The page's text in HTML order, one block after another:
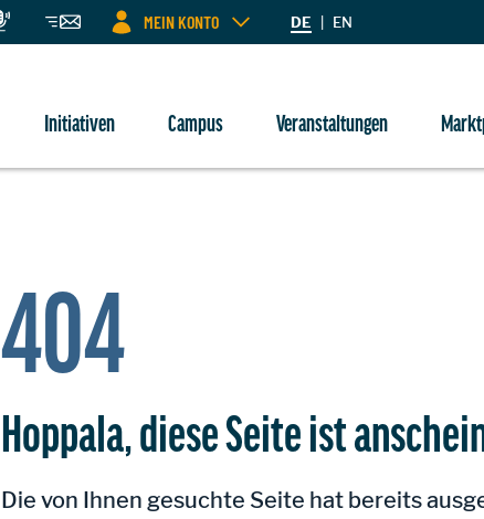
MEIN KONTO DE | EN
Initiativen Campus Veranstaltungen
404
Hoppala, diese Seite ist
Die von Ihnen gesuchte Seite hat bereits